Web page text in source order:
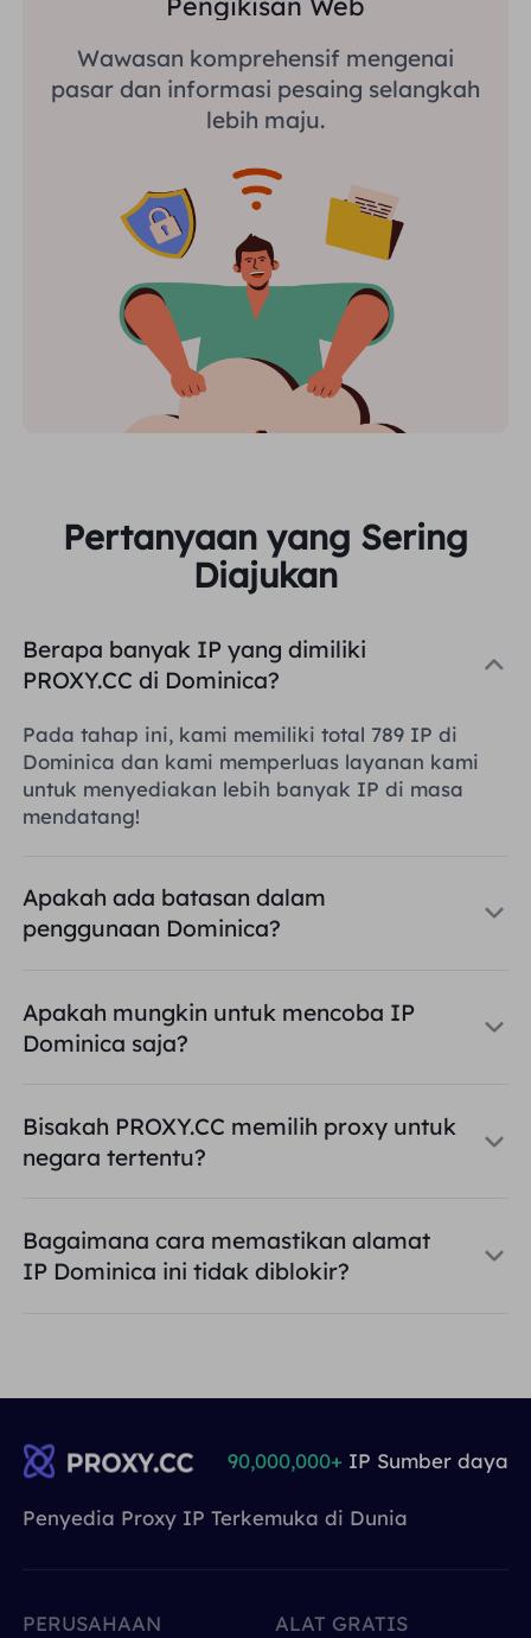
Wawasan komprehensif mengenai
pasar dan informasi pesaing selangkah
lebih maju.
Pertanyaan yang Sering
Diajukan
Berapa banyak IP yang dimiliki
PROXY.CC di Dominica?
Pada tahap ini, kami memiliki total 789 IP di
Dominica dan kami memperluas layanan kami
untuk menyediakan lebih banyak IP di masa
mendatang!
Apakah ada batasan dalam
penggunaan Dominica?
Apakah mungkin untuk mencoba IP
Dominica saja?
Bisakah PROXY.CC memilih proxy untuk
negara tertentu?
Bagaimana cara memastikan alamat
IP Dominica ini tidak diblokir?
Penyedia Proxy IP Terkemuka di Dunia
90,000,000+ IP Sumber daya
PERUSAHAAN
ALAT GRATIS